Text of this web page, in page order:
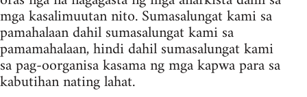
mga kasalimuutan nito. Sumasalungat kami sa
pamahalaan dahil sumasalungat kami sa
pamamahalaan, hindi dahil sumasalungat kami
sa pag-oorganisa kasama ng mga kapwa para sa
kabutihan nating lahat.